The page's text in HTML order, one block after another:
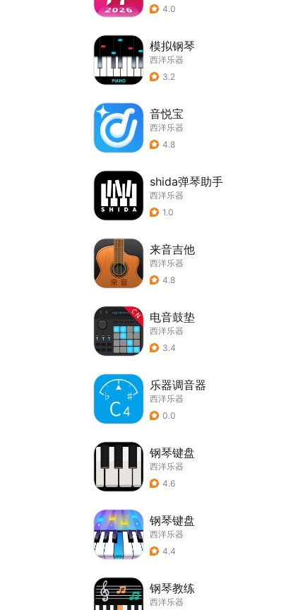
4.0
模拟钢琴
西洋乐器
3.2
音悦宝
西洋乐器
4.8
shida弹琴助手
西洋乐器
1.0
来音吉他
西洋乐器
4.8
电音鼓垫
西洋乐器
3.4
乐器调音器
西洋乐器
0.0
钢琴键盘
西洋乐器
4.6
钢琴键盘
西洋乐器
4.4
钢琴教练
西洋乐器